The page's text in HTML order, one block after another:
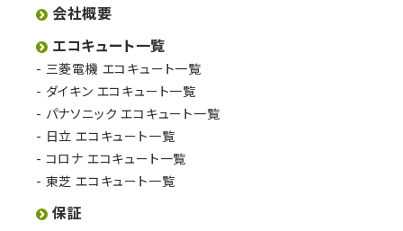
会社概要
エコキュート一覧
三菱電機 エコキュート一覧
ダイキン エコキュート一覧
パナソニック エコキュート一覧
日立 エコキュート一覧
コロナ エコキュート一覧
東芝 エコキュート一覧
保証